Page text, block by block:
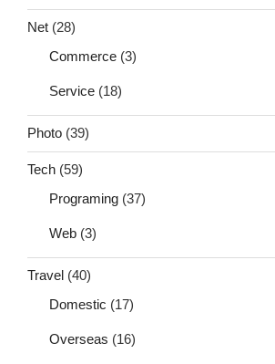
Net (28)
Commerce (3)
Service (18)
Photo (39)
Tech (59)
Programing (37)
Web (3)
Travel (40)
Domestic (17)
Overseas (16)